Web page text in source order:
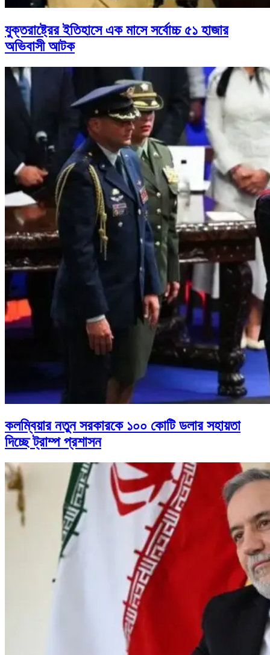
যুক্তরাষ্ট্রের ইতিহাসে এক মাসে সর্বোচ্চ ৫১ হাজার
অভিবাসী আটক
কলম্বিয়ার নতুন সরকারকে ১০০ কোটি ডলার সহায়তা
দিচ্ছে ট্রাম্প প্রশাসন